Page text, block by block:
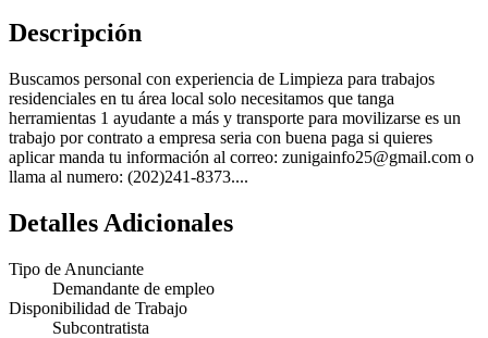
Descripción
Buscamos personal con experiencia de Limpieza para trabajos
residenciales en tu área local solo necesitamos que tanga
herramientas 1 ayudante a más y transporte para movilizarse es un
trabajo por contrato a empresa seria con buena paga si quieres
aplicar manda tu información al correo: zunigainfo25@gmail.com o
llama al numero: (202)241-8373....
Detalles Adicionales
Tipo de Anunciante
Demandante de empleo
Disponibilidad de Trabajo
Subcontratista